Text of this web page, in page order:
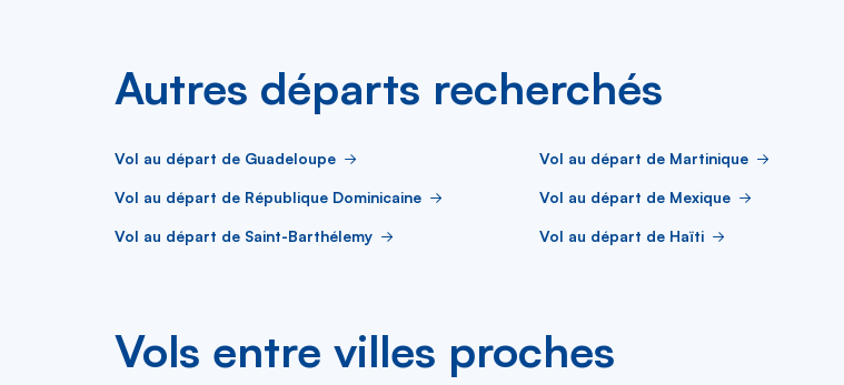
Autres départs recherchés
Vol au départ de Guadeloupe Vol au départ de Martinique
Vol au départ de République Dominicaine Vol au départ de Mexique
Vol au départ de Saint-Barthélemy Vol au départ de Haïti
Vols entre villes proches